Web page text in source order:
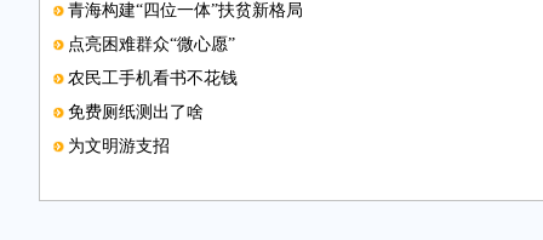
青海构建“四位一体”扶贫新格局
点亮困难群众“微心愿”
农民工手机看书不花钱
免费厕纸测出了啥
为文明游支招